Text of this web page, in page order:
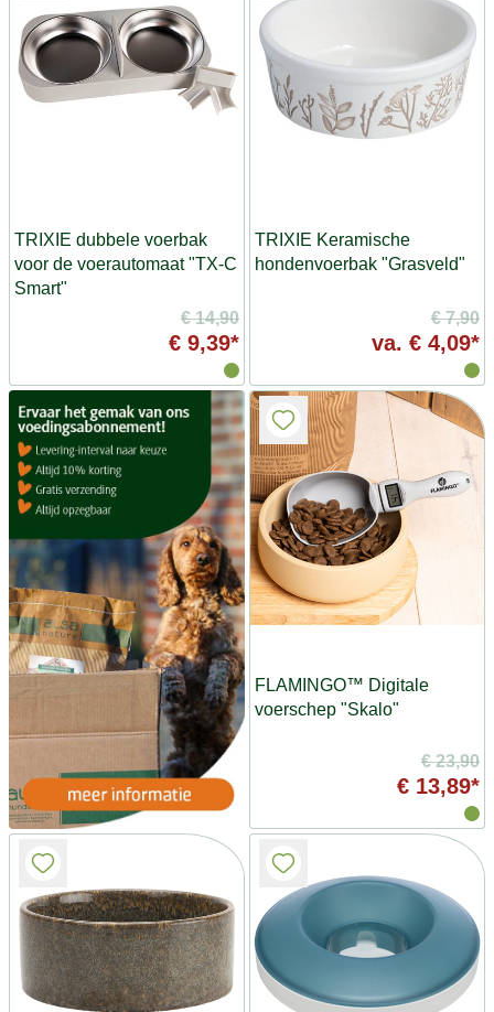
TRIXIE dubbele voerbak
voor de voerautomaat "TX-C
Smart"
€ 14,90
€ 9,39*
TRIXIE Keramische
hondenvoerbak "Grasveld"
€ 7,90
va. € 4,09*
FLAMINGO™ Digitale
voerschep "Skalo"
€ 23,90
€ 13,89*